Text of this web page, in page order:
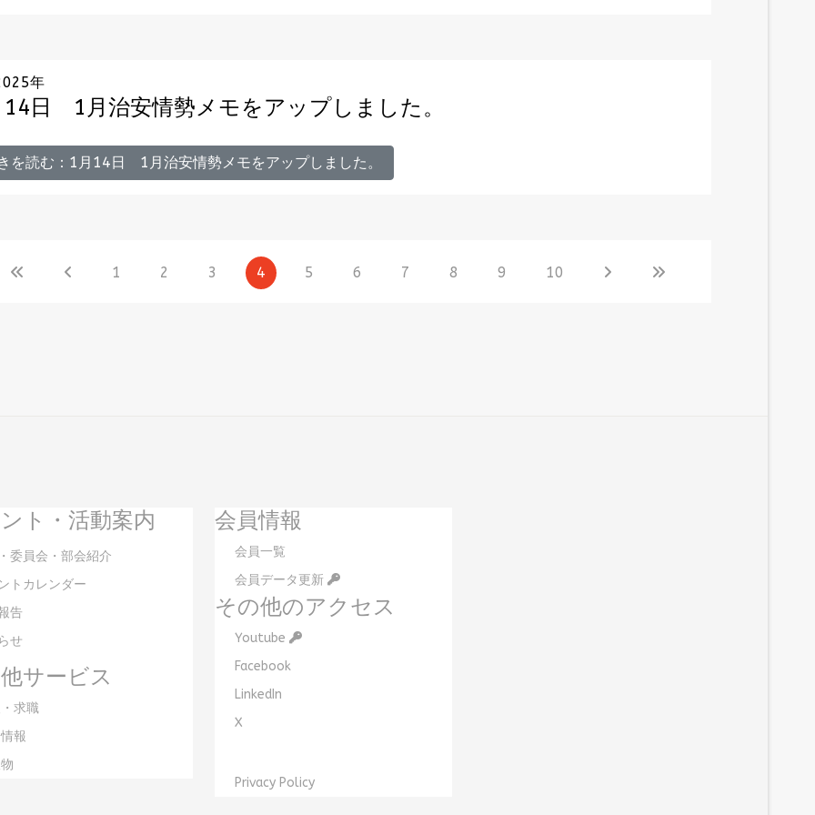
年
日 1月治安情勢メモをアップしました。
を読む：1月14日 1月治安情勢メモをアップしました。
1 2 3 4 5 6 7 8 9 10
ト・活動案内
委員会・部会紹介
トカレンダー
告
せ
サービス
求職
報
会員情報
会員一覧
会員データ更新
その他のアクセス
Youtube
Facebook
LinkedIn
X
Privacy Policy